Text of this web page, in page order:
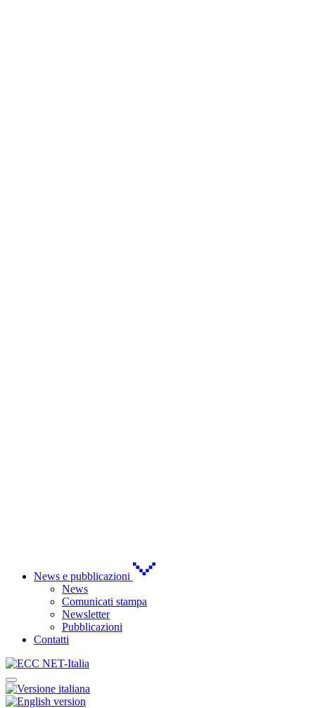
News e pubblicazioni
News
Comunicati stampa
Newsletter
Pubblicazioni
Contatti